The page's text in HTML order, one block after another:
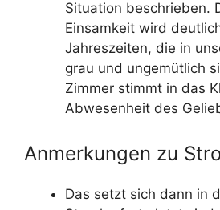
Situation beschrieben.
Einsamkeit wird
Jahreszeiten, die in
grau und ungemütlich
Zimmer stimmt in das
Abwesenheit des
Anmerkungen zu
Das setzt sich dann in